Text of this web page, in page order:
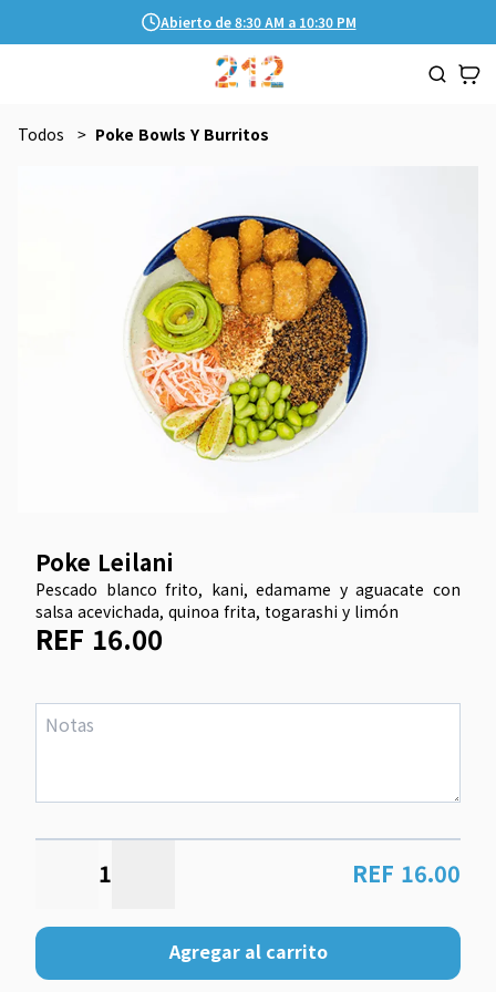
Abierto de 8:30 AM a 10:30 PM
Todos Poke Bowls Y Burritos
Poke Leilani
Pescado blanco frito, kani, edamame y aguacate con
salsa acevichada, quinoa frita, togarashi y limón
REF 16.00
1 REF 16.00
Agregar al carrito